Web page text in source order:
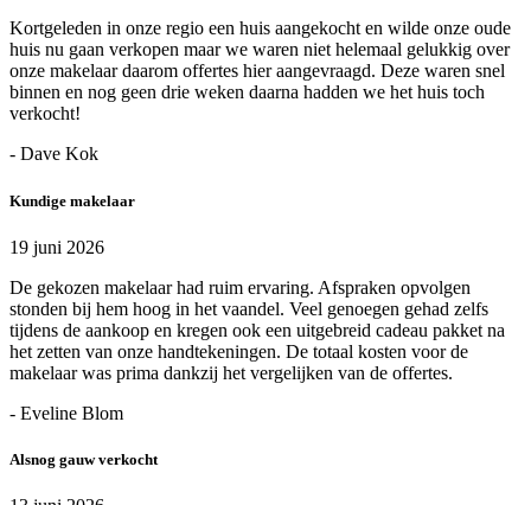
Kortgeleden in onze regio een huis aangekocht en wilde onze oude
huis nu gaan verkopen maar we waren niet helemaal gelukkig over
onze makelaar daarom offertes hier aangevraagd. Deze waren snel
binnen en nog geen drie weken daarna hadden we het huis toch
verkocht!
- Dave Kok
Kundige makelaar
19 juni 2026
De gekozen makelaar had ruim ervaring. Afspraken opvolgen
stonden bij hem hoog in het vaandel. Veel genoegen gehad zelfs
tijdens de aankoop en kregen ook een uitgebreid cadeau pakket na
het zetten van onze handtekeningen. De totaal kosten voor de
makelaar was prima dankzij het vergelijken van de offertes.
- Eveline Blom
Alsnog gauw verkocht